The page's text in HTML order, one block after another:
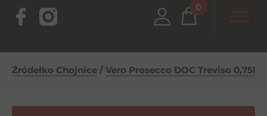
0
Źródełko Chojnice / Vero Prosecco DOC Treviso 0,75l